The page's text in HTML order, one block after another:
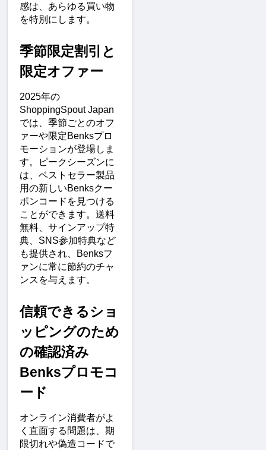
感は、あらゆる買い物
を特別にします。
季節限定割引と
限定オファー
2025年の
ShoppingSpout Japan
では、季節ごとのオフ
ァーや限定Benksプロ
モーションが登場しま
す。ピークシーズンに
は、ベストセラー製品
用の新しいBenksクー
ポンコードを見つける
ことができます。送料
無料、サインアップ特
典、SNS参加特典など
も提供され、Benksフ
ァンに常に節約のチャ
ンスを与えます。
信頼できるショ
ッピングのため
の確認済み
Benksプロモコ
ード
オンライン消費者がよ
く直面する問題は、期
限切れや偽造コードで